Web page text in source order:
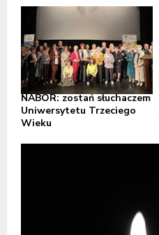
NABÓR: zostań słuchaczem
Uniwersytetu Trzeciego
Wieku